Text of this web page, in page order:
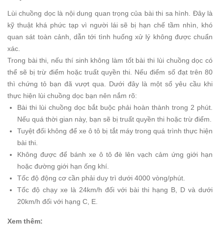
Lùi chuồng dọc là nội dung quan trọng của bài thi sa hình. Đây là
kỹ thuật khá phức tạp vì người lái sẽ bị hạn chế tầm nhìn, khó
quan sát toàn cảnh, dẫn tới tình huống xử lý không được chuẩn
xác.
Trong bài thi, nếu thí sinh không làm tốt bài thi lùi chuồng dọc có
thể sẽ bị trừ điểm hoặc truất quyền thi. Nếu điểm số đạt trên 80
thì chứng tỏ bạn đã vượt qua. Dưới đây là một số yêu cầu khi
thực hiện lùi chuồng dọc bạn nên nắm rõ:
Bài thi lùi chuồng dọc bắt buộc phải hoàn thành trong 2 phút.
Nếu quá thời gian này, bạn sẽ bị truất quyền thi hoặc trừ điểm.
Tuyệt đối không để xe ô tô bị tắt máy trong quá trình thực hiện
bài thi.
Không được để bánh xe ô tô đè lên vạch cảm ứng giới hạn
hoặc đường giới hạn ống khí.
Tốc độ động cơ cần phải duy trì dưới 4000 vòng/phút.
Tốc độ chạy xe là 24km/h đối với bài thi hạng B, D và dưới
20km/h đối với hạng C, E.
Xem thêm: